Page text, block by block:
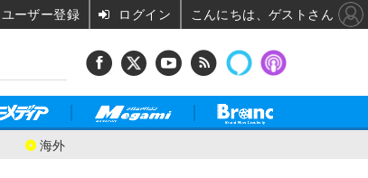
海外
ユーザー登録 ログイン こんにちは、ゲストさん